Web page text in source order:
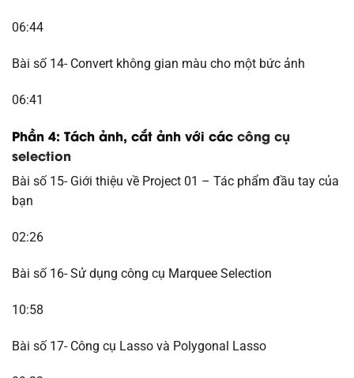
06:44
Bài số 14- Convert không gian màu cho một bức ảnh
06:41
Phần 4: Tách ảnh, cắt ảnh với các công cụ
selection
Bài số 15- Giới thiệu về Project 01 – Tác phẩm đầu tay của
bạn
02:26
Bài số 16- Sử dụng công cụ Marquee Selection
10:58
Bài số 17- Công cụ Lasso và Polygonal Lasso